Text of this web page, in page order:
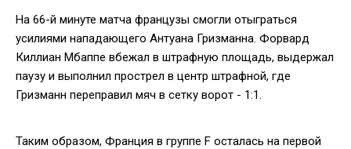
На 66-й минуте матча французы смогли отыграться
усилиями нападающего Антуана Гризманна. Форвард
Киллиан Мбаппе вбежал в штрафную площадь, выдержал
паузу и выполнил прострел в центр штрафной, где
Гризманн переправил мяч в сетку ворот - 1:1.
Таким образом, Франция в группе F осталась на первой